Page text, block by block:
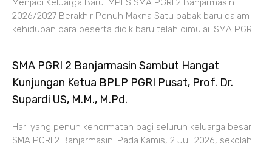
Menjadi Keluarga Baru: MPLS SMA PGRI 2 Banjarmasin
2026/2027 Berakhir Penuh Makna Satu babak baru dalam
kehidupan para peserta didik baru telah dimulai. SMA PGRI
SMA PGRI 2 Banjarmasin Sambut Hangat
Kunjungan Ketua BPLP PGRI Pusat, Prof. Dr.
Supardi US, M.M., M.Pd.
Hari yang penuh kehormatan bagi seluruh keluarga besar
SMA PGRI 2 Banjarmasin. Pada Kamis, 2 Juli 2026, sekolah